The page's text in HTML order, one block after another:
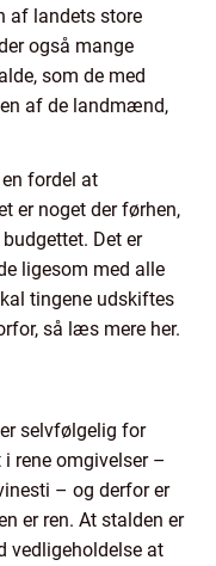
af landets store
også mange
som de med
af de landmænd,
fordel at
er noget der førhen,
Det er
ligesom med alle
tingene udskiftes
så læs mere her.
selvfølgelig for
rene omgivelser –
– og derfor er
er ren. At stalden er
vedligeholdelse at